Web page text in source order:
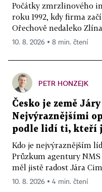
Počátky zmrzlinového
roku 1992, kdy firma
Ořechově nedaleko
10. 8. 2026 ▪ 8 min. čtení
PETR HONZEJK
Česko je země
Nejvýraznějšími
podle lidí ti, kteří
Kdo je nejvýraznějším
Průzkum agentury
měl jistě radost Jára
10. 8. 2026 ▪ 4 min. čtení